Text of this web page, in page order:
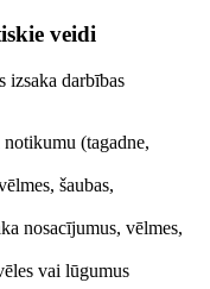
veidi
izsaka darbības
notikumu (tagadne,
šaubas,
nosacījumus, vēlmes,
vai lūgumus